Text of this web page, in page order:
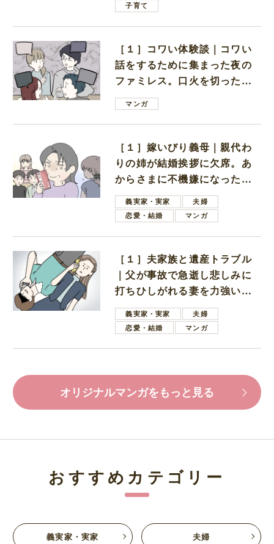
子育て
［１］コワい体験談｜コワい
話をするために集まった夜の
ファミレス。口火を切ったの
は電車好きの男の子ママ
マンガ
［１］嫁いびり義母｜親代わ
りの姉が結婚挨拶に欠席。あ
からさまに不機嫌になった義
母義実家・実家
夫婦
恋愛・結婚
マンガ
［１］夫家族と遺産トラブル
｜父が事故で急逝し悲しみに
打ちひしがれる妻を力強い言
葉で励ます夫
義実家・実家
夫婦
恋愛・結婚
マンガ
オリジナルマンガをもっと見る
おすすめカテゴリー
義実家・実家 夫婦